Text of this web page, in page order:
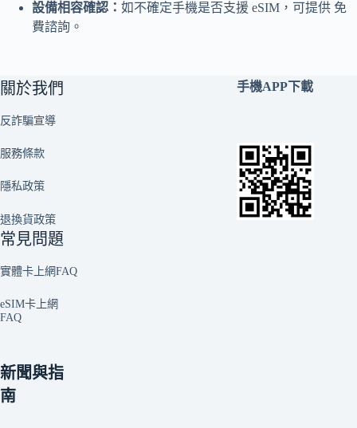
設備相容確認： 如不確定手機是否支援 eSIM，可提供 免
費諮詢。
關於我們
反詐騙宣導
服務條款
隱私政策
退換貨政策
常見問題
實體卡上網FAQ
eSIM卡上網
FAQ
新聞與指
南
手機APP下載